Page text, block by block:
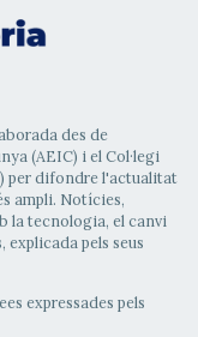
des de
(AEIC) i el Col·legi
per difondre l'actualitat
ampli. Notícies,
la tecnologia, el canvi
pels seus
expressades pels